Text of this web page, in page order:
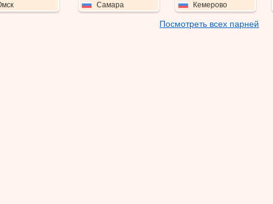
Самара Кемерово
Посмотреть всех парней